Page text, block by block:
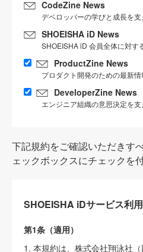
CodeZine News
デベロッパーの学びと成長を
SHOEISHA iD News
SHOEISHA iD 会員全体に対す
ProductZine News
プロダクト開発のための最新情
DeveloperZine News
エンジニア組織の意思決定を
下記規約をご確認いただきす
ェックボックスにチェックを
SHOEISHA iDサービス利
第1条（適用）
1. 本規約は、株式会社翔泳社（